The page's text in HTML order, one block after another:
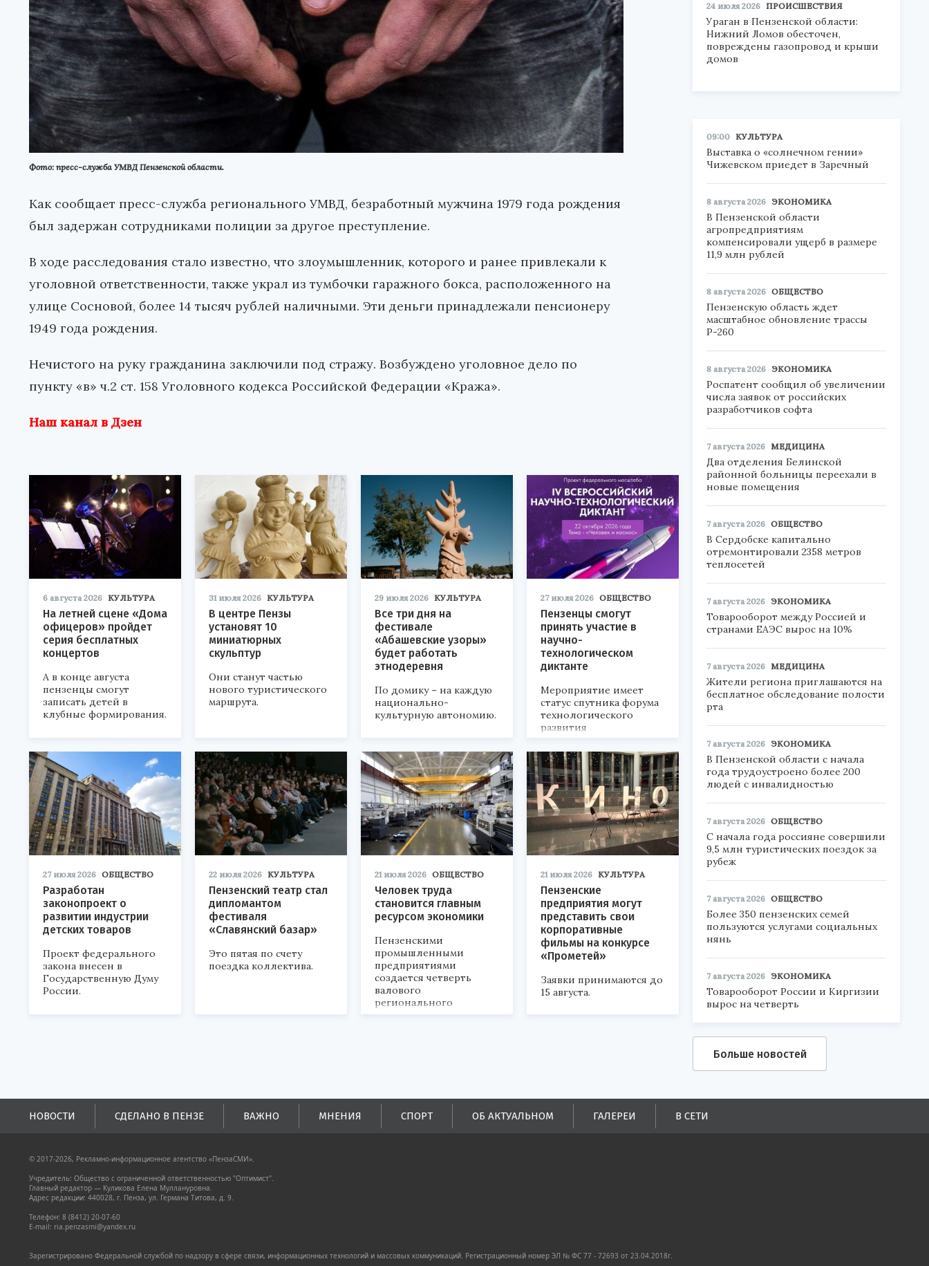
Фото: пресс-служба УМВД Пензенской области.
Как сообщает пресс-служба регионального УМВД, безработный мужчина 1979 года рождения
был задержан сотрудниками полиции за другое преступление.
В ходе расследования стало известно, что злоумышленник, которого и ранее привлекали к
уголовной ответственности, также украл из тумбочки гаражного бокса, расположенного на
улице Сосновой, более 14 тысяч рублей наличными. Эти деньги принадлежали пенсионеру
1949 года рождения.
Нечистого на руку гражданина заключили под стражу. Возбуждено уголовное дело по
пункту «в» ч.2 ст. 158 Уголовного кодекса Российской Федерации «Кража».
Наш канал в Дзен
6 августа 2026 КУЛЬТУРА
На летней сцене «Дома
офицеров» пройдет
серия бесплатных
концертов
А в конце августа
пензенцы смогут
записать детей в
клубные формирования.
31 июля 2026 КУЛЬТУРА
В центре Пензы
установят 10
миниатюрных
скульптур
Они станут частью
нового туристического
маршрута.
29 июля 2026 КУЛЬТУРА
Все три дня на
фестивале
«Абашевские узоры»
будет работать
этнодеревня
По домику – на каждую
национально-
культурную автономию.
27 июля 2026 ОБЩЕСТВО
Пензенцы смогут
принять участие в
научно-
технологическом
диктанте
Мероприятие имеет
статус спутника форума
технологического
развития
«Технопром-2026».
27 июля 2026 ОБЩЕСТВО
Разработан
законопроект о
развитии индустрии
детских товаров
Проект федерального
закона внесен в
Государственную Думу
России.
22 июля 2026 КУЛЬТУРА
Пензенский театр стал
дипломантом
фестиваля
«Славянский базар»
Это пятая по счету
поездка коллектива.
21 июля 2026 ОБЩЕСТВО
Человек труда
становится главным
ресурсом экономики
Пензенскими
промышленными
предприятиями
создается четверть
валового
регионального
продукта и
21 июля 2026 КУЛЬТУРА
Пензенские
предприятия могут
представить свои
корпоративные
фильмы на конкурсе
«Прометей»
Заявки принимаются до
15 августа.
24 июля 2026 ПРОИСШЕСТВИЯ
Ураган в Пензенской области:
Нижний Ломов обесточен,
повреждены газопровод и крыши
домов
09:00 КУЛЬТУРА
Выставка о «солнечном гении»
Чижевском приедет в Заречный
8 августа 2026 ЭКОНОМИКА
В Пензенской области
агропредприятиям
компенсировали ущерб в размере
11,9 млн рублей
8 августа 2026 ОБЩЕСТВО
Пензенскую область ждет
масштабное обновление трассы
Р-260
8 августа 2026 ЭКОНОМИКА
Роспатент сообщил об увеличении
числа заявок от российских
разработчиков софта
7 августа 2026 МЕДИЦИНА
Два отделения Белинской
районной больницы переехали в
новые помещения
7 августа 2026 ОБЩЕСТВО
В Сердобске капитально
отремонтировали 2358 метров
теплосетей
7 августа 2026 ЭКОНОМИКА
Товарооборот между Россией и
странами ЕАЭС вырос на 10%
7 августа 2026 МЕДИЦИНА
Жители региона приглашаются на
бесплатное обследование полости
рта
7 августа 2026 ЭКОНОМИКА
В Пензенской области с начала
года трудоустроено более 200
людей с инвалидностью
7 августа 2026 ОБЩЕСТВО
С начала года россияне совершили
9,5 млн туристических поездок за
рубеж
7 августа 2026 ОБЩЕСТВО
Более 350 пензенских семей
пользуются услугами социальных
нянь
7 августа 2026 ЭКОНОМИКА
Товарооборот России и Киргизии
вырос на четверть
Больше новостей
НОВОСТИ СДЕЛАНО В ПЕНЗЕ ВАЖНО МНЕНИЯ СПОРТ ОБ АКТУАЛЬНОМ ГАЛЕРЕИ В СЕТИ
© 2017-2026, Рекламно-информационное агентство «ПензаСМИ».
Учредитель: Общество с ограниченной ответственностью "Оптимист".
Главный редактор — Куликова Елена Муллануровна.
Адрес редакции: 440028, г. Пенза, ул. Германа Титова, д. 9.
Телефон: 8 (8412) 20-07-60
E-mail: ria.penzasmi@yandex.ru
Зарегистрировано Федеральной службой по надзору в сфере связи, информационных технологий и массовых коммуникаций. Регистрационный номер ЭЛ № ФС 77 - 72693 от 23.04.2018г.